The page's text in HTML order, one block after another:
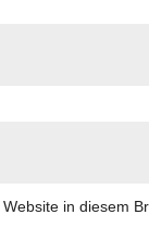
in diesem